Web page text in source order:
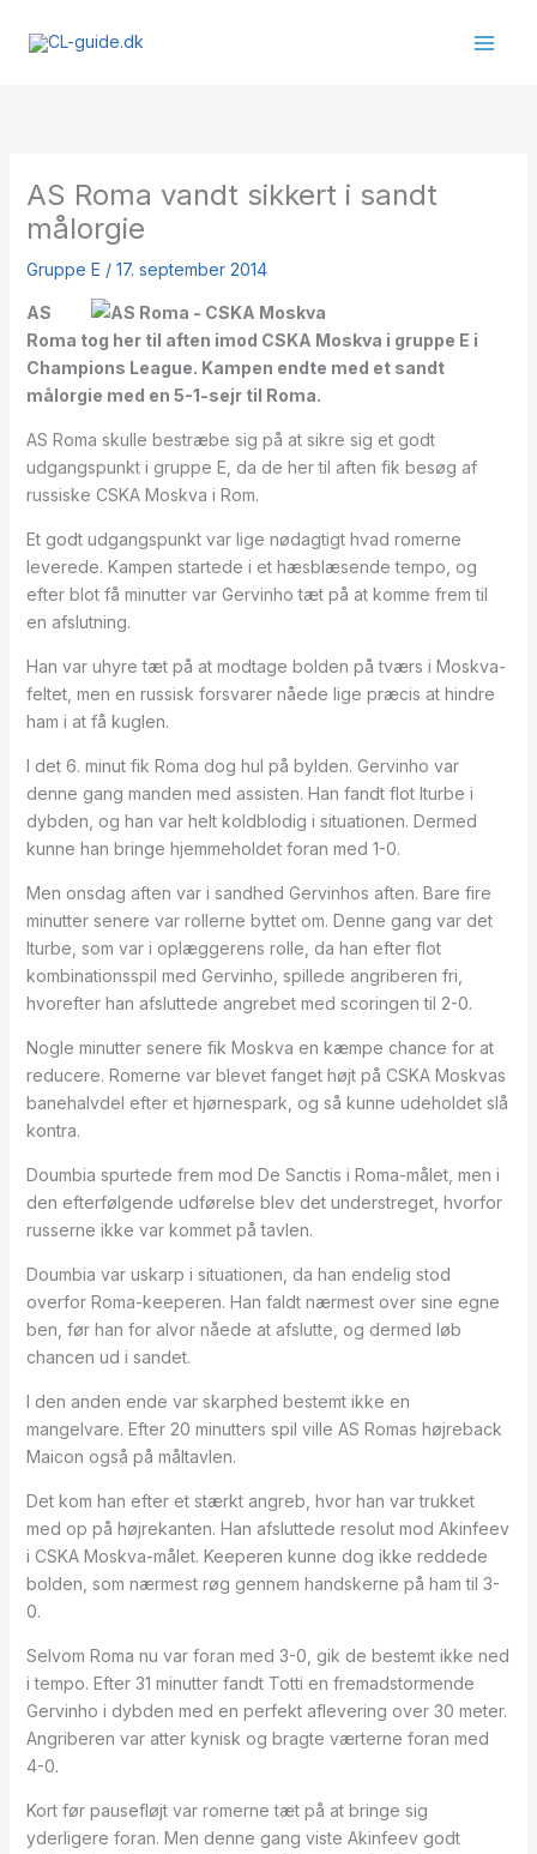
AS Roma vandt sikkert i sandt
målorgie
Gruppe E / 17. september 2014
AS
Roma tog her til aften imod CSKA Moskva i gruppe E i
Champions League. Kampen endte med et sandt
målorgie med en 5-1-sejr til Roma.
AS Roma skulle bestræbe sig på at sikre sig et godt
udgangspunkt i gruppe E, da de her til aften fik besøg af
russiske CSKA Moskva i Rom.
Et godt udgangspunkt var lige nødagtigt hvad romerne
leverede. Kampen startede i et hæsblæsende tempo, og
efter blot få minutter var Gervinho tæt på at komme frem til
en afslutning.
Han var uhyre tæt på at modtage bolden på tværs i Moskva-
feltet, men en russisk forsvarer nåede lige præcis at hindre
ham i at få kuglen.
I det 6. minut fik Roma dog hul på bylden. Gervinho var
denne gang manden med assisten. Han fandt flot Iturbe i
dybden, og han var helt koldblodig i situationen. Dermed
kunne han bringe hjemmeholdet foran med 1-0.
Men onsdag aften var i sandhed Gervinhos aften. Bare fire
minutter senere var rollerne byttet om. Denne gang var det
Iturbe, som var i oplæggerens rolle, da han efter flot
kombinationsspil med Gervinho, spillede angriberen fri,
hvorefter han afsluttede angrebet med scoringen til 2-0.
Nogle minutter senere fik Moskva en kæmpe chance for at
reducere. Romerne var blevet fanget højt på CSKA Moskvas
banehalvdel efter et hjørnespark, og så kunne udeholdet slå
kontra.
Doumbia spurtede frem mod De Sanctis i Roma-målet, men i
den efterfølgende udførelse blev det understreget, hvorfor
russerne ikke var kommet på tavlen.
Doumbia var uskarp i situationen, da han endelig stod
overfor Roma-keeperen. Han faldt nærmest over sine egne
ben, før han for alvor nåede at afslutte, og dermed løb
chancen ud i sandet.
I den anden ende var skarphed bestemt ikke en
mangelvare. Efter 20 minutters spil ville AS Romas højreback
Maicon også på måltavlen.
Det kom han efter et stærkt angreb, hvor han var trukket
med op på højrekanten. Han afsluttede resolut mod Akinfeev
i CSKA Moskva-målet. Keeperen kunne dog ikke reddede
bolden, som nærmest røg gennem handskerne på ham til 3-
0.
Selvom Roma nu var foran med 3-0, gik de bestemt ikke ned
i tempo. Efter 31 minutter fandt Totti en fremadstormende
Gervinho i dybden med en perfekt aflevering over 30 meter.
Angriberen var atter kynisk og bragte værterne foran med
4-0.
Kort før pausefløjt var romerne tæt på at bringe sig
yderligere foran. Men denne gang viste Akinfeev godt